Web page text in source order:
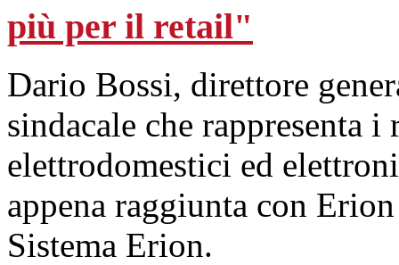
più per il retail"
Dario Bossi, direttore
sindacale che rappresenta
elettrodomestici ed
appena raggiunta con
Sistema Erion.